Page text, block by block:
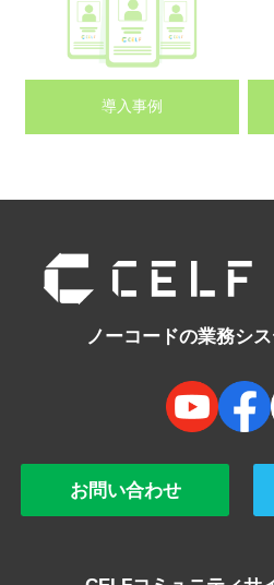
導入事例
ノーコードの業務シ
お問い合わせ